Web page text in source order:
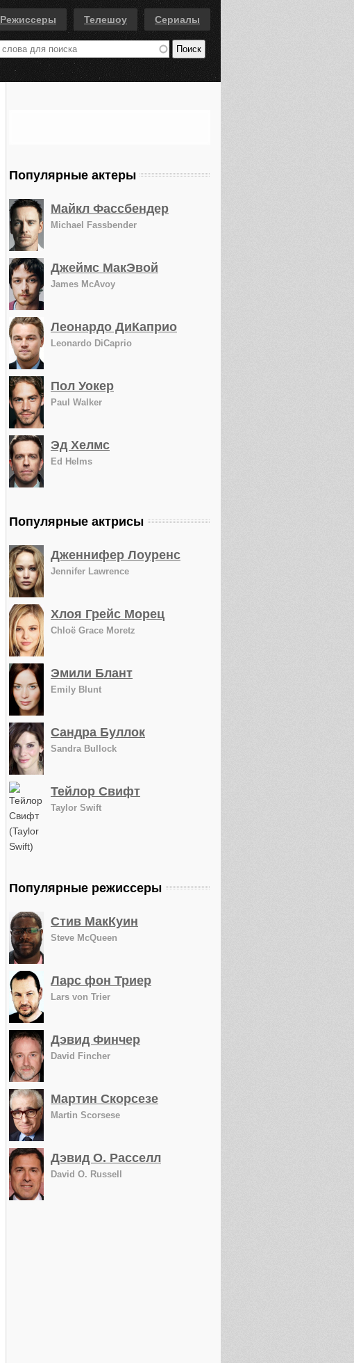
Режиссеры Телешоу Сериалы
Популярные актеры
Майкл Фассбендер
Michael Fassbender
Джеймс МакЭвой
James McAvoy
Леонардо ДиКаприо
Leonardo DiCaprio
Пол Уокер
Paul Walker
Эд Хелмс
Ed Helms
Популярные актрисы
Дженнифер Лоуренс
Jennifer Lawrence
Хлоя Грейс Морец
Chloë Grace Moretz
Эмили Блант
Emily Blunt
Сандра Буллок
Sandra Bullock
Тейлор Свифт
Taylor Swift
Популярные режиссеры
Стив МакКуин
Steve McQueen
Ларс фон Триер
Lars von Trier
Дэвид Финчер
David Fincher
Мартин Скорсезе
Martin Scorsese
Дэвид О. Расселл
David O. Russell